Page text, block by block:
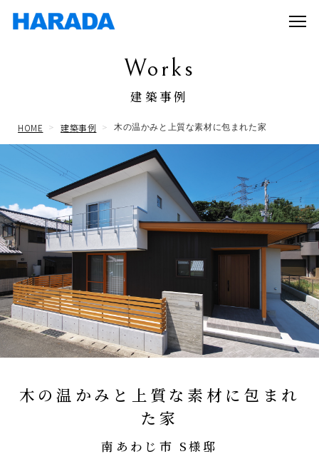
Works
建築事例
HOME 建築事例 木の温かみと上質な素材に包まれた家
木の温かみと上質な素材に包まれ
た家
南あわじ市 S様邸